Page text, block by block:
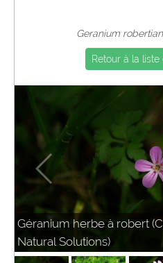
Geranium
Retour à la
Géranium herbe à robert
Natural Solutions)